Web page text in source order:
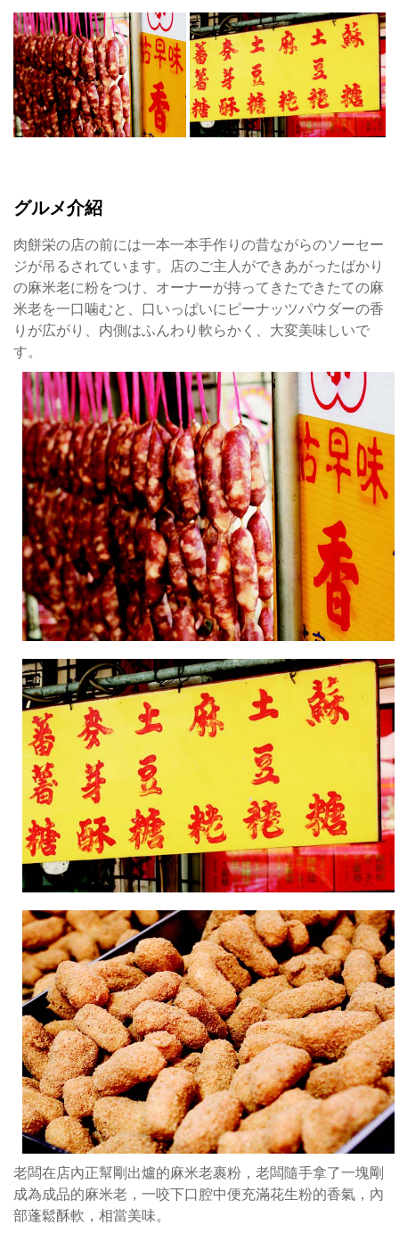
グルメ介紹
肉餅栄の店の前には一本一本手作りの昔ながらのソーセー
ジが吊るされています。店のご主人ができあがったばかり
の麻米老に粉をつけ、オーナーが持ってきたできたての麻
米老を一口噛むと、口いっぱいにピーナッツパウダーの香
りが広がり、内側はふんわり軟らかく、大変美味しいで
す。
老闆在店內正幫剛出爐的麻米老裹粉，老闆隨手拿了一塊剛
成為成品的麻米老，一咬下口腔中便充滿花生粉的香氣，內
部蓬鬆酥軟，相當美味。